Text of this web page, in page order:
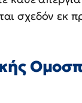
σχεδόν εκ